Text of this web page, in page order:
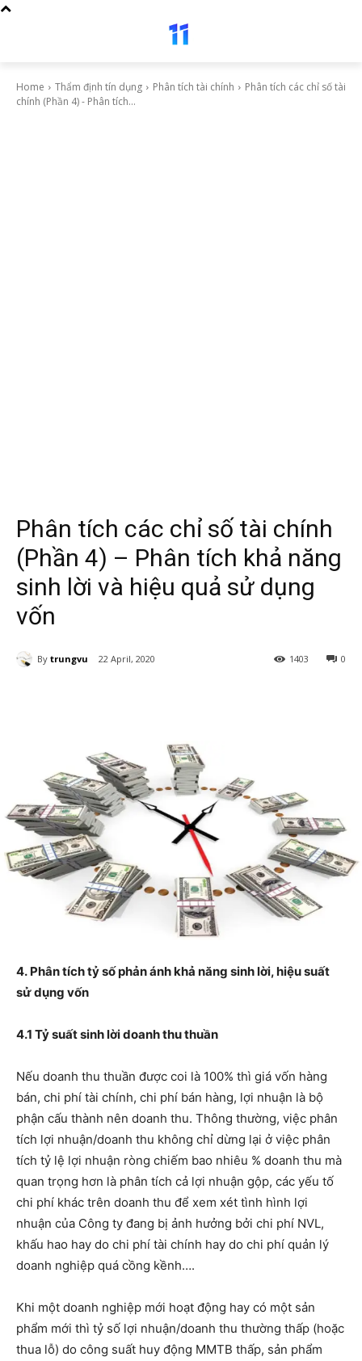
Home Thẩm định tín dụng Phân tích tài chính
Phân tích các chỉ số tài
chính (Phần 4) - Phân tích...
Phân tích các chỉ số tài chính
(Phần 4) – Phân tích khả năng
sinh lời và hiệu quả sử dụng
vốn
By trungvu 22 April, 2020 0
1403
4. Phân tích tỷ số phản ánh khả năng sinh lời, hiệu suất
sử dụng vốn
4.1 Tỷ suất sinh lời doanh thu thuần
Nếu doanh thu thuần được coi là 100% thì giá vốn hàng
bán, chi phí tài chính, chi phí bán hàng, lợi nhuận là bộ
phận cấu thành nên doanh thu. Thông thường, việc phân
tích lợi nhuận/doanh thu không chỉ dừng lại ở việc phân
tích tỷ lệ lợi nhuận ròng chiếm bao nhiêu % doanh thu mà
quan trọng hơn là phân tích cả lợi nhuận gộp, các yếu tố
chi phí khác trên doanh thu để xem xét tình hình lợi
nhuận của Công ty đang bị ảnh hưởng bởi chi phí NVL,
khấu hao hay do chi phí tài chính hay do chi phí quản lý
doanh nghiệp quá cồng kềnh….
Khi một doanh nghiệp mới hoạt động hay có một sản
phẩm mới thì tỷ số lợi nhuận/doanh thu thường thấp (hoặc
thua lỗ) do công suất huy động MMTB thấp, sản phẩm